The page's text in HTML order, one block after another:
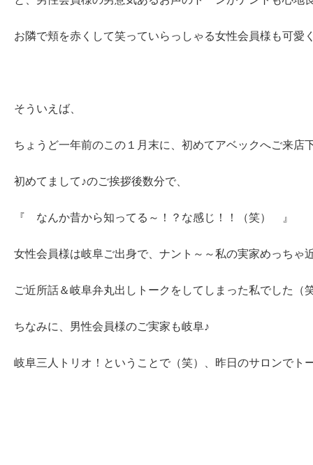
お隣で頬を赤くして笑っていらっしゃる女性会員様も可愛
そういえば、
ちょうど一年前のこの１月末に、初めてアベックへご来店
初めてまして♪のご挨拶後数分で、
『 なんか昔から知ってる～！？な感じ！！（笑） 』
女性会員様は岐阜ご出身で、ナント～～私の実家めっちゃ
ご近所話＆岐阜弁丸出しトークをしてしまった私でした（
ちなみに、男性会員様のご実家も岐阜♪
岐阜三人トリオ！ということで（笑）、昨日のサロンでト